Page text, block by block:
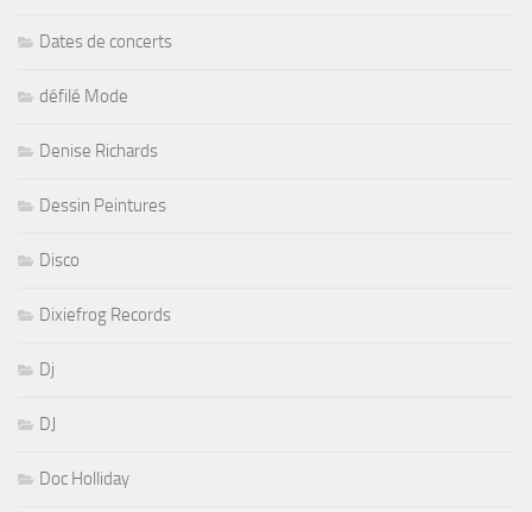
Dates de concerts
défilé Mode
Denise Richards
Dessin Peintures
Disco
Dixiefrog Records
Dj
DJ
Doc Holliday